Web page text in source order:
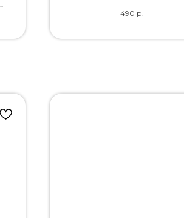
490 р.